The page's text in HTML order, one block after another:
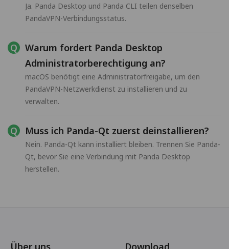
Ja. Panda Desktop und Panda CLI teilen denselben
PandaVPN-Verbindungsstatus.
Warum fordert Panda Desktop
Administratorberechtigung an?
macOS benötigt eine Administratorfreigabe, um den
PandaVPN-Netzwerkdienst zu installieren und zu
verwalten.
Muss ich Panda-Qt zuerst deinstallieren?
Nein. Panda-Qt kann installiert bleiben. Trennen Sie Panda-
Qt, bevor Sie eine Verbindung mit Panda Desktop
herstellen.